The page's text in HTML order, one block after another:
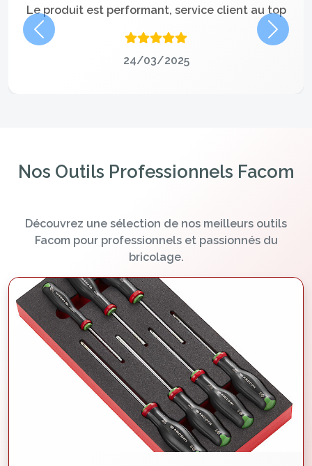
Le produit est performant, service client au top
24/03/2025
Précédent
Nos Outils Professionnels Facom
Découvrez une sélection de nos meilleurs outils
Facom pour professionnels et passionnés du
bricolage.